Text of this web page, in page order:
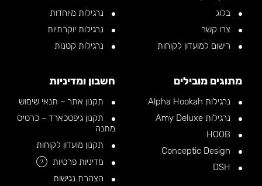
בלוג
צרו קשר
רישום למועדון לקוחות
נרגילות מיוחדות
נרגילות יוקרתיות
נרגילות קטנות
מתוגים מובילים
נרגילות Alpha Hookah
נרגילות Amy Deluxe
חשבון ומדיניות
תקנון אתר – תנאי שימוש
תקנון גיפטכארד – כרטיס
מתנה
תקנון מועדון לקוחות
מדיניות פרטיות
?
הצהרת נגישות